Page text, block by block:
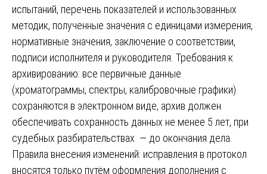
испытаний, перечень показателей и использованных
методик, полученные значения с единицами измерения,
нормативные значения, заключение о соответствии,
подписи исполнителя и руководителя. Требования к
архивированию: все первичные данные
(хроматограммы, спектры, калибровочные графики)
сохраняются в электронном виде, архив должен
обеспечивать сохранность данных не менее 5 лет, при
судебных разбирательствах — до окончания дела.
Правила внесения изменений: исправления в протокол
вносятся только путём оформления дополнения с